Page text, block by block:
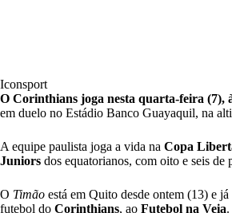
Iconsport
O Corinthians joga nesta quarta-feira (7),
em duelo no Estádio Banco Guayaquil, na
A equipe paulista joga a vida na Copa
Juniors dos equatorianos, com oito e seis de
O Timão está em Quito desde ontem (13) e
futebol do Corinthians, ao Futebol na Veia.